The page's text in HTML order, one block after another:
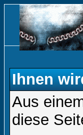
Ihnen
Aus
diese